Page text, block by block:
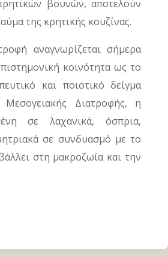
βουνών, αποτελούν
της κρητικής κουζίνας.
αναγνωρίζεται σήμερα
κοινότητα ως το
και ποιοτικό δείγμα
Μεσογειακής Διατροφής, η
σε λαχανικά, όσπρια,
σε συνδυασμό με το
στη μακροζωία και την